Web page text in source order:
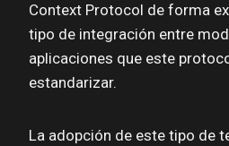
Context Protocol de forma
tipo de integración entre
aplicaciones que este
estandarizar.
La adopción de este tipo de